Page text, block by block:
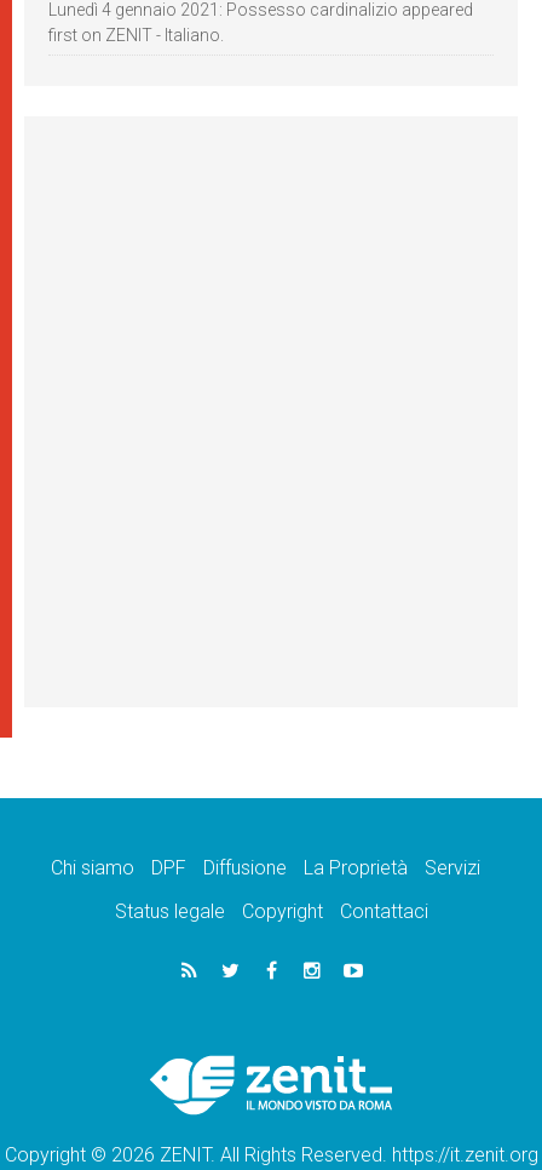
Lunedì 4 gennaio 2021: Possesso cardinalizio appeared
first on ZENIT - Italiano.
Chi siamo DPF Diffusione La Proprietà
Servizi
Status legale
Copyright Contattaci
Copyright © 2026 ZENIT. All Rights Reserved. https://it.zenit.org